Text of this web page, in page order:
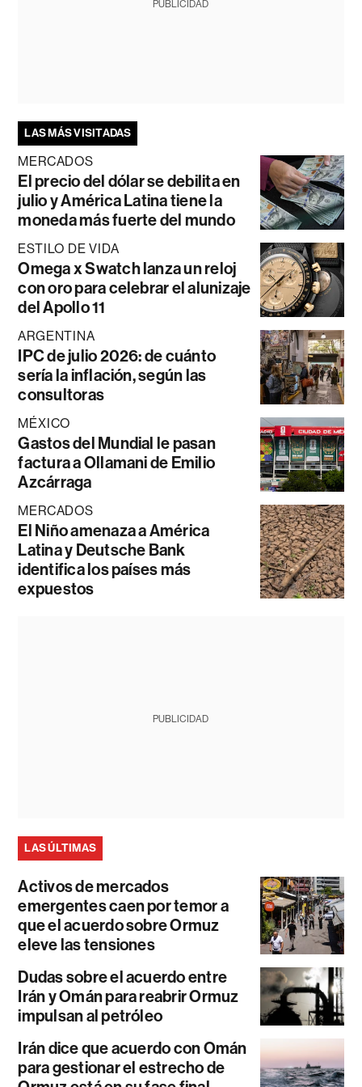
PUBLICIDAD
LAS MÁS VISITADAS
MERCADOS
El precio del dólar se debilita en
julio y América Latina tiene la
moneda más fuerte del mundo
ESTILO DE VIDA
Omega x Swatch lanza un reloj
con oro para celebrar el alunizaje
del Apollo 11
ARGENTINA
IPC de julio 2026: de cuánto
sería la inflación, según las
consultoras
MÉXICO
Gastos del Mundial le pasan
factura a Ollamani de Emilio
Azcárraga
MERCADOS
El Niño amenaza a América
Latina y Deutsche Bank
identifica los países más
expuestos
PUBLICIDAD
LAS ÚLTIMAS
Activos de mercados
emergentes caen por temor a
que el acuerdo sobre Ormuz
eleve las tensiones
Dudas sobre el acuerdo entre
Irán y Omán para reabrir Ormuz
impulsan al petróleo
Irán dice que acuerdo con Omán
para gestionar el estrecho de